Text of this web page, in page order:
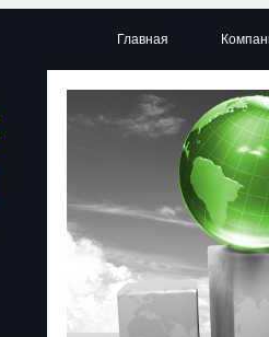
Главная